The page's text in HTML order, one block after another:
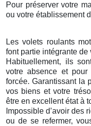
Pour préserver votre
ou votre établissement
Les volets roulants
font partie intégrante de
Habituellement, ils
votre absence et pour
forcée. Garantissant la
vos biens et votre
être en excellent état à
Impossible d’avoir des
ou de se refermer,